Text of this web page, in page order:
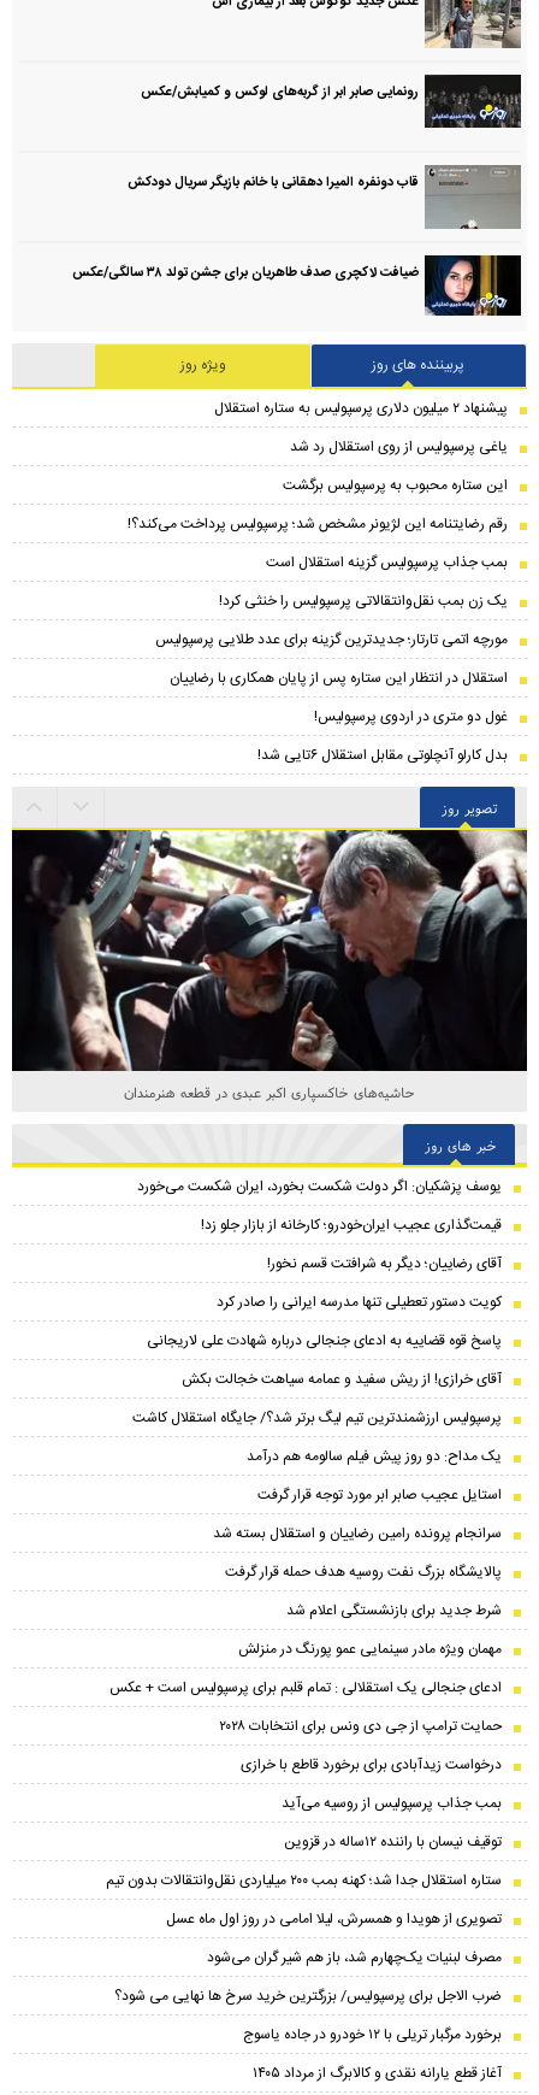
رونمایی صابر ابر از گربه‌های لوکس و کمیابش/عکس
قاب دونفره المیرا دهقانی با خانم بازیگر سریال دودکش
ضیافت لاکچری صدف طاهریان برای جشن تولد ۳۸ سالگی‌/عکس
پربیننده های روز
ویژه روز
پیشنهاد ۲ میلیون دلاری پرسپولیس به ستاره استقلال
یاغی پرسپولیس از روی استقلال رد شد
این ستاره محبوب به پرسپولیس برگشت
رقم رضایتنامه این لژیونر مشخص شد؛ پرسپولیس پرداخت می‌کند؟!
بمب جذاب پرسپولیس گزینه استقلال است
یک زن بمب نقل‌وانتقالاتی پرسپولیس را خنثی کرد!
مورچه اتمی تارتار؛ جدیدترین گزینه برای عدد طلایی پرسپولیس
استقلال در انتظار این ستاره پس از پایان همکاری با رضاییان
غول دو متری در اردوی پرسپولیس!
بدل کارلو آنچلوتی مقابل استقلال ۶تایی شد!
تصویر روز
حاشیه‌های خاکسپاری اکبر عبدی در قطعه هنرمندان
خبر های روز
یوسف پزشکیان: اگر دولت شکست بخورد، ایران شکست می‌خورد
قیمت‌گذاری عجیب ایران‌خودرو؛ کارخانه از بازار جلو زد!
آقای رضاییان؛ دیگر به شرافتت قسم نخور!
کویت دستور تعطیلی تنها مدرسه ایرانی را صادر کرد
پاسخ قوه قضاییه به ادعای جنجالی درباره شهادت علی لاریجانی
آقای خرازی! از ریش سفید و عمامه سیاهت خجالت بکش
پرسپولیس ارزشمندترین تیم لیگ برتر شد؟/ جایگاه استقلال کاشت
یک مداح: دو روز پیش فیلم سالومه هم درآمد
استایل عجیب صابر ابر مورد توجه قرار گرفت
سرانجام پرونده رامین رضاییان و استقلال بسته شد
پالایشگاه بزرگ نفت روسیه هدف حمله قرار گرفت
شرط جدید برای بازنشستگی اعلام شد
مهمان ویژه مادر سینمایی عمو پورنگ در منزلش
ادعای جنجالی یک استقلالی : تمام قلبم برای پرسپولیس است + عکس
حمایت ترامپ از جی دی ونس برای انتخابات ۲۰۲۸
درخواست زیدآبادی برای برخورد قاطع با خرازی
بمب جذاب پرسپولیس از روسیه می‌آید
توقیف نیسان با راننده ۱۲ساله در قزوین
ستاره استقلال جدا شد؛ کهنه بمب ۲۰۰ میلیاردی نقل‌وانتقالات بدون تیم
تصویری از هویدا و همسرش، لیلا امامی در روز اول ماه عسل
مصرف لبنیات یک‌چهارم شد، باز هم شیر گران می‌شود
ضرب الاجل برای پرسپولیس/ بزرگترین خرید سرخ ها نهایی می شود؟
برخورد مرگبار تریلی با ۱۲ خودرو در جاده یاسوج
آغاز قطع یارانه نقدی و کالابرگ از مرداد ۱۴۰۵